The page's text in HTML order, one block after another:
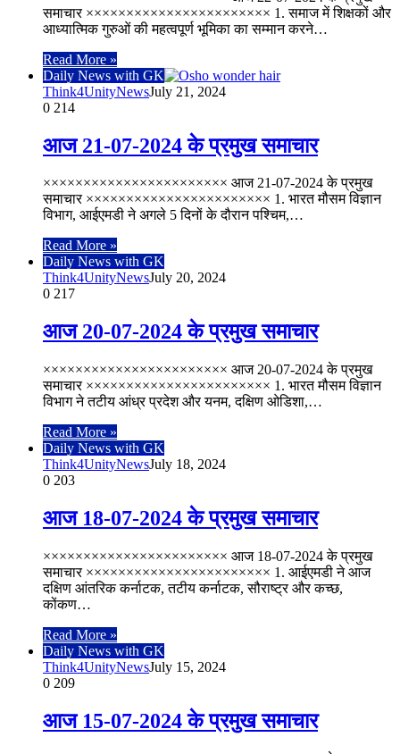
समाचार ××××××××××××××××××××××× 1. समाज में शिक्षकों और
आध्यात्मिक गुरुओं की महत्वपूर्ण भूमिका का सम्मान करने…
Read More »
Daily News with GK
Think4UnityNewsJuly 21, 2024
0 214
आज 21-07-2024 के प्रमुख समाचार
××××××××××××××××××××××× आज 21-07-2024 के प्रमुख
समाचार ××××××××××××××××××××××× 1. भारत मौसम विज्ञान
विभाग, आईएमडी ने अगले 5 दिनों के दौरान पश्चिम,…
Read More »
Daily News with GK
Think4UnityNewsJuly 20, 2024
0 217
आज 20-07-2024 के प्रमुख समाचार
××××××××××××××××××××××× आज 20-07-2024 के प्रमुख
समाचार ××××××××××××××××××××××× 1. भारत मौसम विज्ञान
विभाग ने तटीय आंध्र प्रदेश और यनम, दक्षिण ओडिशा,…
Read More »
Daily News with GK
Think4UnityNewsJuly 18, 2024
0 203
आज 18-07-2024 के प्रमुख समाचार
××××××××××××××××××××××× आज 18-07-2024 के प्रमुख
समाचार ××××××××××××××××××××××× 1. आईएमडी ने आज
दक्षिण आंतरिक कर्नाटक, तटीय कर्नाटक, सौराष्ट्र और कच्छ,
कोंकण…
Read More »
Daily News with GK
Think4UnityNewsJuly 15, 2024
0 209
आज 15-07-2024 के प्रमुख समाचार